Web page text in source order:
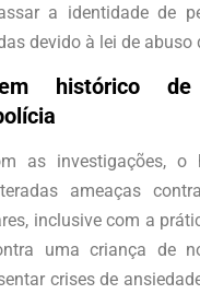
a identidade de
devido à lei de abuso
histórico de
as investigações, o
ameaças
inclusive com a
uma criança de
crises de